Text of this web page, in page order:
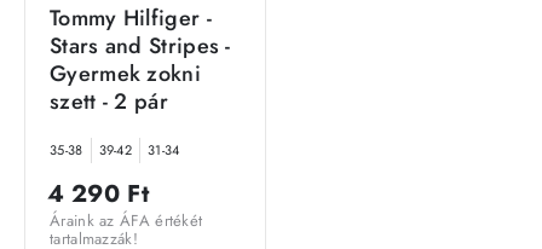
Tommy Hilfiger -
Stars and Stripes -
Gyermek zokni
szett - 2 pár
35-38 39-42 31-34
4 290 Ft
Áraink az ÁFA értékét
tartalmazzák!